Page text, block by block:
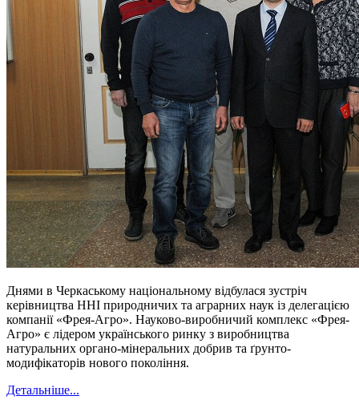
Днями в Черкаському національному відбулася зустріч
керівництва ННІ природничих та аграрних наук із делегацією
компанії «Фрея-Агро». Науково-виробничий комплекс «Фрея-
Агро» є лідером українського ринку з виробництва
натуральних органо-мінеральних добрив та ґрунто-
модифікаторів нового покоління.
Детальніше...